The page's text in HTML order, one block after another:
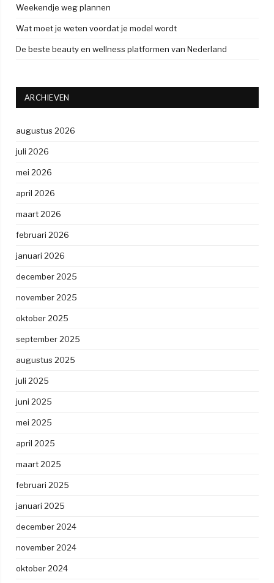
Weekendje weg plannen
Wat moet je weten voordat je model wordt
De beste beauty en wellness platformen van Nederland
ARCHIEVEN
augustus 2026
juli 2026
mei 2026
april 2026
maart 2026
februari 2026
januari 2026
december 2025
november 2025
oktober 2025
september 2025
augustus 2025
juli 2025
juni 2025
mei 2025
april 2025
maart 2025
februari 2025
januari 2025
december 2024
november 2024
oktober 2024